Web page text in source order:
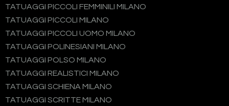
TATUAGGI PICCOLI FEMMINILI MILANO
TATUAGGI PICCOLI MILANO
TATUAGGI PICCOLI UOMO MILANO
TATUAGGI POLINESIANI MILANO
TATUAGGI POLSO MILANO
TATUAGGI REALISTICI MILANO
TATUAGGI SCHIENA MILANO
TATUAGGI SCRITTE MILANO